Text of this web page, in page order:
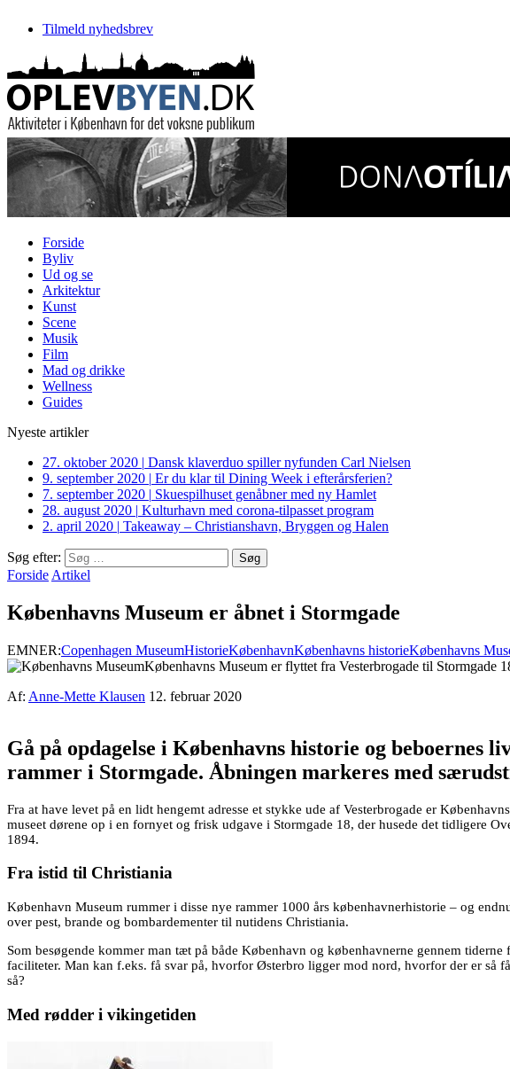
Tilmeld nyhedsbrev
Forside
Byliv
Ud og se
Arkitektur
Kunst
Scene
Musik
Film
Mad og drikke
Wellness
Guides
Nyeste artikler
27. oktober 2020 | Dansk klaverduo spiller nyfunden Carl Nielsen
9. september 2020 | Er du klar til Dining Week i efterårsferien?
7. september 2020 | Skuespilhuset genåbner med ny Hamlet
28. august 2020 | Kulturhavn med corona-tilpasset program
2. april 2020 | Takeaway – Christianshavn, Bryggen og Halen
Søg efter:
Forside Artikel
Københavns Museum er åbnet i Stormgade
EMNER:Copenhagen MuseumHistorieKøbenhavnKøbenhavns historieKøbenhavns
Københavns Museum er flyttet fra Vesterbrogade til Stormgade
Af: Anne-Mette Klausen 12. februar 2020
Gå på opdagelse i Københavns historie og
rammer i Stormgade. Åbningen markeres med
Fra at have levet på en lidt hengemt adresse et stykke ude af Vesterbrogade er
museet dørene op i en fornyet og frisk udgave i Stormgade 18, der husede det tidligere
1894.
Fra istid til Christiania
København Museum rummer i disse nye rammer 1000 års københavnerhistorie – og
over pest, brande og bombardementer til nutidens Christiania.
Som besøgende kommer man tæt på både København og københavnerne gennem
faciliteter. Man kan f.eks. få svar på, hvorfor Østerbro ligger mod nord, hvorfor der er så
så?
Med rødder i vikingetiden